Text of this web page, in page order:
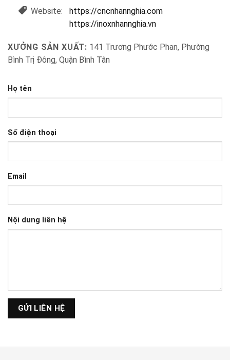
Website:
https://cncnhannghia.com
https://inoxnhannghia.vn
XƯỞNG SẢN XUẤT: 141 Trương Phước Phan, Phường
Bình Trị Đông, Quận Bình Tân
Họ tên
Số điện thoại
Email
Nội dung liên hệ